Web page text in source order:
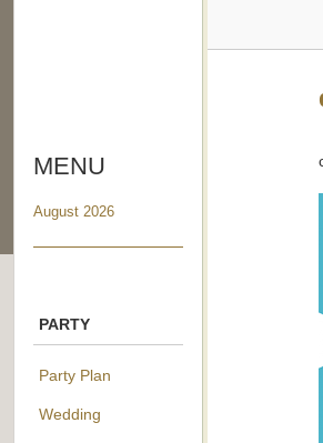
MENU
August 2026
PARTY
Party Plan
Wedding